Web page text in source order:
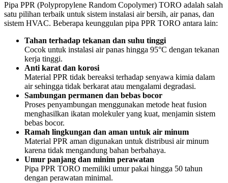
Pipa PPR (Polypropylene Random Copolymer) TORO adalah salah
satu pilihan terbaik untuk sistem instalasi air bersih, air panas, dan
sistem HVAC. Beberapa keunggulan pipa PPR TORO antara lain:
Tahan terhadap tekanan dan suhu tinggi
Cocok untuk instalasi air panas hingga 95°C dengan tekanan
kerja tinggi.
Anti karat dan korosi
Material PPR tidak bereaksi terhadap senyawa kimia dalam
air sehingga tidak berkarat atau mengalami degradasi.
Sambungan permanen dan bebas bocor
Proses penyambungan menggunakan metode heat fusion
menghasilkan ikatan molekuler yang kuat, menjamin sistem
bebas bocor.
Ramah lingkungan dan aman untuk air minum
Material PPR aman digunakan untuk distribusi air minum
karena tidak mengandung bahan berbahaya.
Umur panjang dan minim perawatan
Pipa PPR TORO memiliki umur pakai hingga 50 tahun
dengan perawatan minimal.